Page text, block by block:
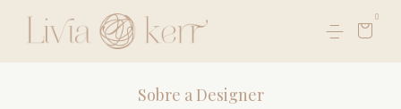
0
Sobre a Designer